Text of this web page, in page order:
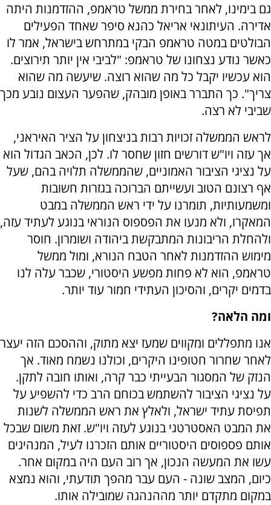
גם בימינו, לאחר בחירת ממשל טראמפ, ההזדמנות היתה
אדירה. העיתונאי אריאל כהנא סיפר שאחד הפעילים
הבולטים במטה טראמפ הבקי במתרחש בישראל, אמר לו
כאשר נודע נצחונו של טראמפ: "לביבי אין יותר תירוצים.
הוא עכשיו יקבל כל מה שהוא רוצה. שיעשה מה שהוא
צריך". כך התברר באופן מובהק, שהפער העצום נובע מכך
שביבי לא רצה.
לראש הממשלה זכויות רבות בניצחון על הציר האיראני,
אך עזה ויו"ש דורשים חזון שחסר לו. לכן, הכאב הגדול הוא
על נציגי הציבור האמוניים, שהממשלה תלויה בהם, שעל
אף רצונם הטוב ועשייתם הברוכה בגזרות חשובות
ומשמעותיות, תומרנו על ידי ראש הממשלה במבט
המאקרו, ולא מנעו את הפספוס הנוראי בנוגע לעתיד עזה,
ולהחלת הריבונות המתבקשת ביהודה ושומרון. חוסר
מימוש ההזדמנות לאחר הטבח הנורא, ומול ממשל
טראמפ, הוא לא פחות מפשע היסטורי, שכבר עלה לנו
בדמים יקרים, והסיכון העתידי חמור עוד יותר.
ומה הלאה?
אנו מתפללים ומקווים שמעז יצא מתוק, וההסכם הזה יעצר
לאחר שחרור חטופינו היקרים, וכולנו נשמח מאוד. אך
הנזק של המסגור הבעייתי כבר קרה, ואותו חובה לתקן.
על נציגי הציבור להשתמש בכוחם הרב כדי להשפיע על
תפיסת עתיד ישראל, ולאלץ את ראש הממשלה לשנות
את המבט האסטרטגי בנוגע לעזה ויו"ש. זאת משום שבכל
אותם פספוסים היסטוריים אותם הזכרנו לעיל, המנהיגים
עשו את המעשה הנכון, אך רוב העם היה במקום אחר.
כיום, המצב שונה - העם עבר מהפך תודעתי, והוא נמצא
במקום מתקדם יותר מההנהגה שמובילה אותו.